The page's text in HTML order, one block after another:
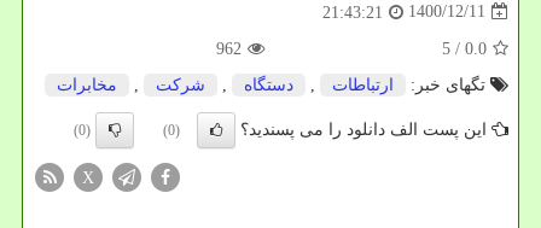
1400/12/11
21:43:21
0.0
/ 5
962
تگهای خبر:
ارتباطات دستگاه شركت مخابرات
این پست الف دانلود را می پسندید؟ (0)
(0)
X